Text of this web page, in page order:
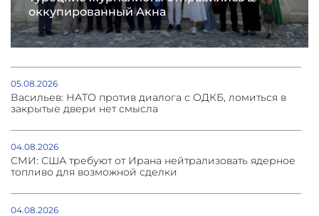
оккупированный Акна
05.08.2026
Васильев: НАТО против диалога с ОДКБ, ломиться в
закрытые двери нет смысла
04.08.2026
СМИ: США требуют от Ирана нейтрализовать ядерное
топливо для возможной сделки
04.08.2026